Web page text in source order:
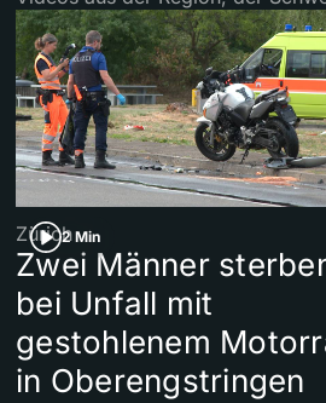
2 Min
Zürich
Zwei Männer
bei Unfall mit
gestohlenem
in Oberengstringen